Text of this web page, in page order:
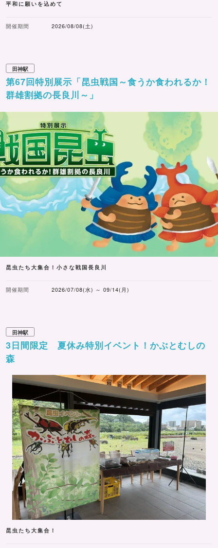
平和に願いを込めて
開催期間 2026/08/08(土)
田神駅
第67回特別展示「昆虫戦国～食うか食われるか！
群雄割拠の長良川～」
昆虫たち大集合！小さな戦国長良川
開催期間 2026/07/08(水) ～ 09/14(月)
田神駅
3日間限定 夏休み特別イベント！かぶとむしの
森
昆虫たち大集合！